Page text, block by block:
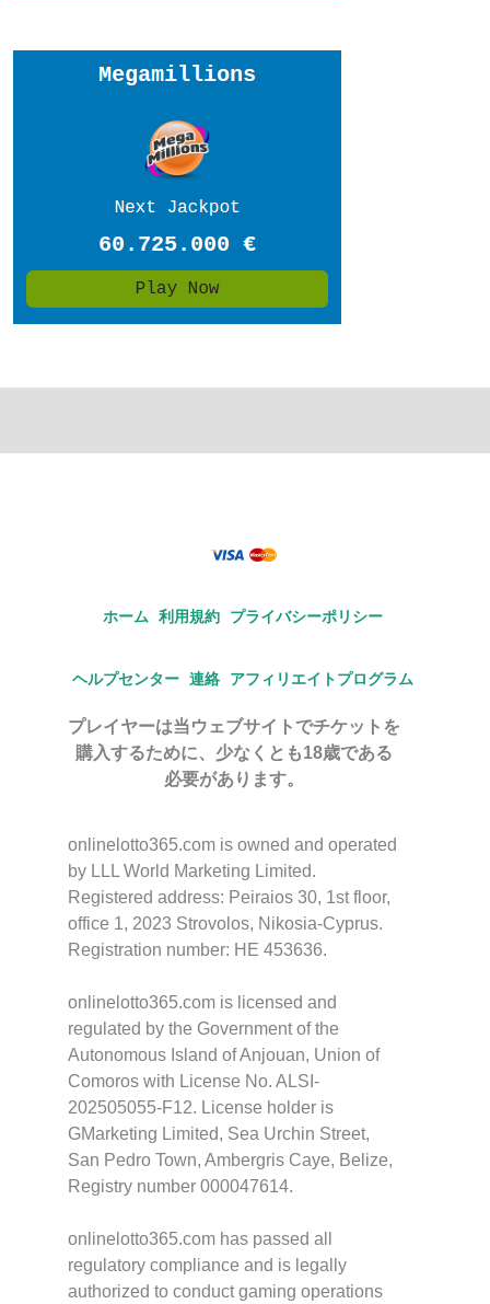
ホーム 利用規約 プライバシーポリシー
ヘルプセンター 連絡 アフィリエイトプログラム
プレイヤーは当ウェブサイトでチケットを
購入するために、少なくとも18歳である
必要があります。
onlinelotto365.com is owned and operated
by LLL World Marketing Limited.
Registered address: Peiraios 30, 1st floor,
office 1, 2023 Strovolos, Nikosia-Cyprus.
Registration number: HE 453636.
onlinelotto365.com is licensed and
regulated by the Government of the
Autonomous Island of Anjouan, Union of
Comoros with License No. ALSI-
202505055-F12. License holder is
GMarketing Limited, Sea Urchin Street,
San Pedro Town, Ambergris Caye, Belize,
Registry number 000047614.
onlinelotto365.com has passed all
regulatory compliance and is legally
authorized to conduct gaming operations